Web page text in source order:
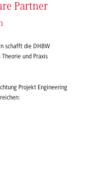
Partner
schafft die DHBW
und Praxis
Projekt Engineering